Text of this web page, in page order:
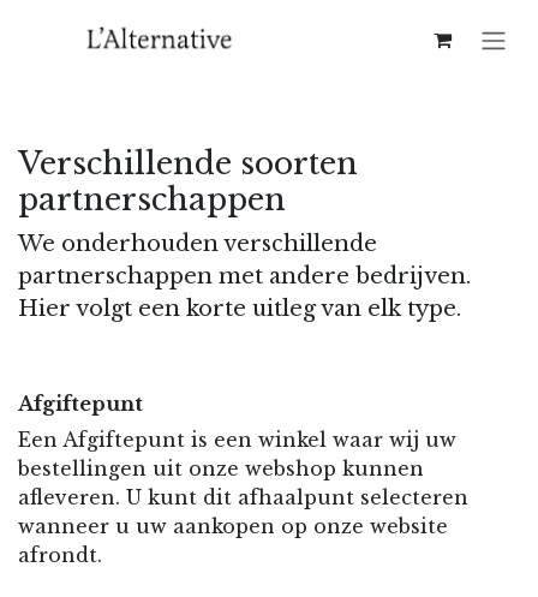
Verschillende soorten
partnerschappen
We onderhouden verschillende
partnerschappen met andere bedrijven.
Hier volgt een korte uitleg van elk type.
Afgiftepunt
Een Afgiftepunt is een winkel waar wij uw
bestellingen uit onze webshop kunnen
afleveren. U kunt dit afhaalpunt selecteren
wanneer u uw aankopen op onze website
afrondt.